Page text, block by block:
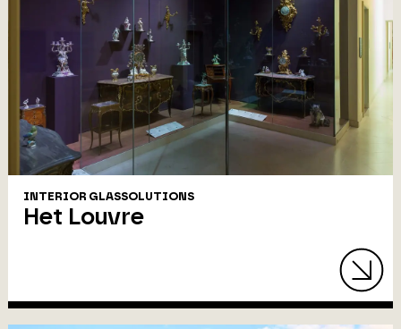
INTERIOR GLASSOLUTIONS
Het Louvre